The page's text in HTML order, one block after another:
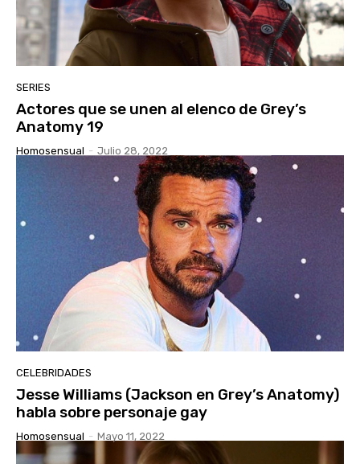
SERIES
Actores que se unen al elenco de Grey’s
Anatomy 19
Homosensual - Julio 28, 2022
CELEBRIDADES
Jesse Williams (Jackson en Grey’s Anatomy)
habla sobre personaje gay
Homosensual - Mayo 11, 2022